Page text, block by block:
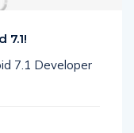
7.1!
7.1 Developer